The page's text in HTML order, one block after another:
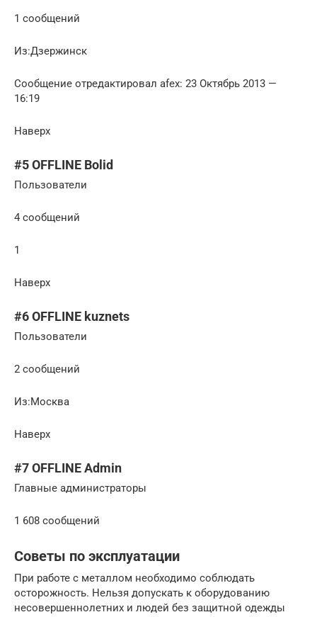
1 сообщений
Из:Дзержинск
Сообщение отредактировал afex: 23 Октябрь 2013 —
16:19
Наверх
#5 OFFLINE Bolid
Пользователи
4 сообщений
1
Наверх
#6 OFFLINE kuznets
Пользователи
2 сообщений
Из:Москва
Наверх
#7 OFFLINE Admin
Главные администраторы
1 608 сообщений
Советы по эксплуатации
При работе с металлом необходимо соблюдать
осторожность. Нельзя допускать к оборудованию
несовершеннолетних и людей без защитной одежды